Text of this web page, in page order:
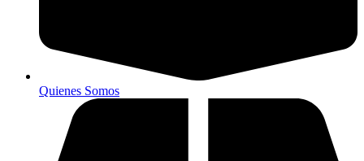
Quienes Somos